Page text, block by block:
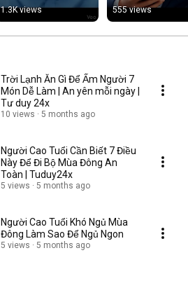
1.3K views 555 views
Trời Lạnh Ăn Gì Để Ấm Người 7
Món Dễ Làm | An yên mỗi ngày |
Tư duy 24x
10 views 5 months ago
Người Cao Tuổi Cần Biết 7 Điều
Này Để Đi Bộ Mùa Đông An
Toàn | Tuduy24x
5 views 5 months ago
Người Cao Tuổi Khó Ngủ Mùa
Đông Làm Sao Để Ngủ Ngon
5 views 5 months ago